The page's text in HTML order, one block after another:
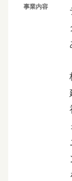
事業内容